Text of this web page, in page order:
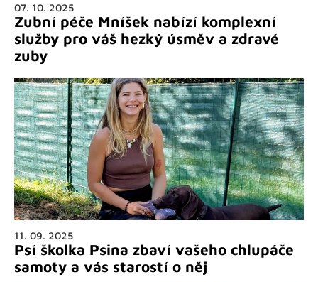
07. 10. 2025
Zubní péče Mníšek nabízí komplexní
služby pro váš hezký úsměv a zdravé
zuby
11. 09. 2025
Psí školka Psina zbaví vašeho chlupáče
samoty a vás starostí o něj